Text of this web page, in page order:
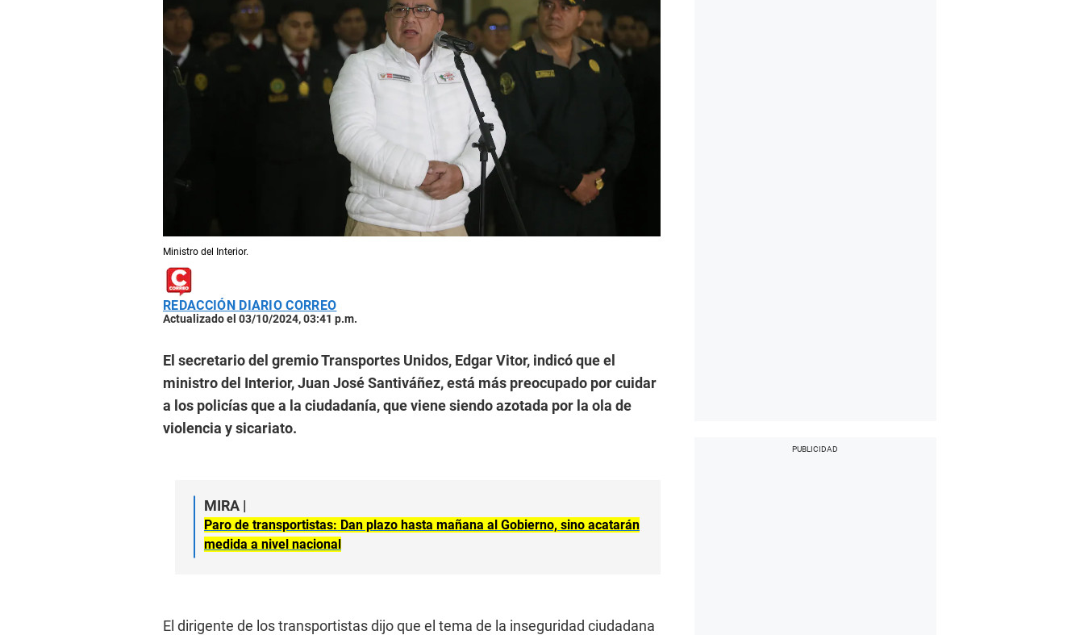
Ministro del Interior.
REDACCIÓN DIARIO CORREO
Actualizado el 03/10/2024, 03:41 p.m.
El secretario del gremio Transportes Unidos, Edgar Vitor, indicó que el
ministro del Interior, Juan José Santiváñez, está más preocupado por cuidar
a los policías que a la ciudadanía, que viene siendo azotada por la ola de
violencia y sicariato.
MIRA |
Paro de transportistas: Dan plazo hasta mañana al Gobierno, sino acatarán
medida a nivel nacional
El dirigente de los transportistas dijo que el tema de la inseguridad ciudadana